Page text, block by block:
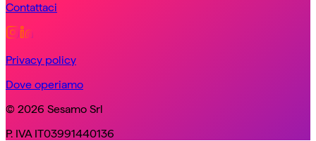
Contattaci
Privacy policy
Dove operiamo
© 2026 Sesamo Srl
P. IVA IT03991440136